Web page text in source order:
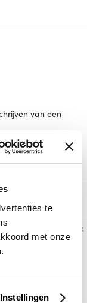
te
met onze
Instellingen
van een
Vergelijk